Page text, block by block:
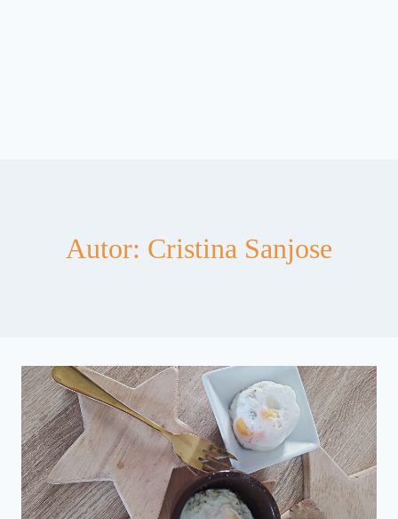
Autor: Cristina Sanjose